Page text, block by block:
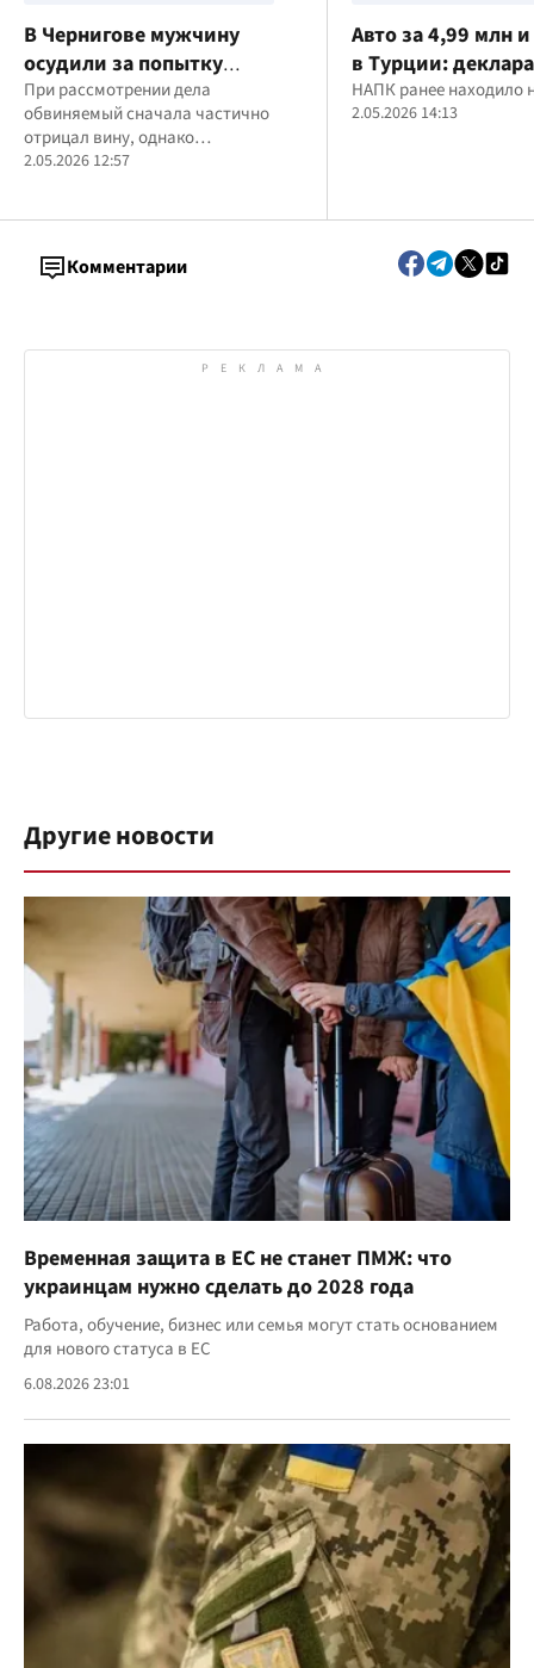
В Чернигове мужчину
осудили за попытку
поджога ТЦК
При рассмотрении дела
обвиняемый сначала частично
отрицал вину, однако
впоследствии признал все
2.05.2026 12:57
Авто за 4,99 млн
в Турции:
чиновника МВД
НАПК ранее находило
2.05.2026 14:13
Комментарии
Другие новости
Временная защита в ЕС не станет ПМЖ: что
украинцам нужно сделать до 2028 года
Работа, обучение, бизнес или семья могут стать основанием
для нового статуса в ЕС
6.08.2026 23:01